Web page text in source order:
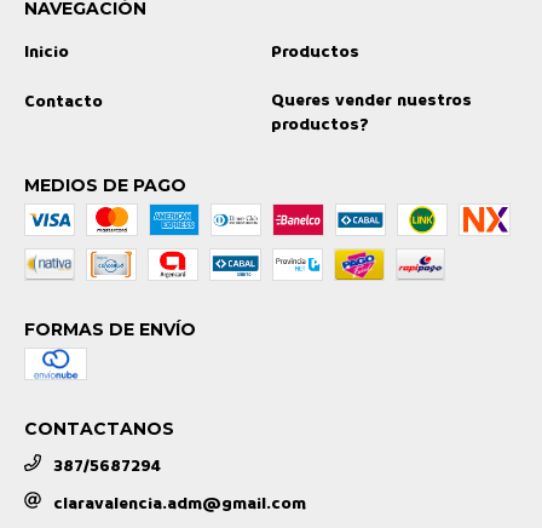
NAVEGACIÓN
Inicio Productos
Contacto
Queres vender nuestros
productos?
MEDIOS DE PAGO
FORMAS DE ENVÍO
CONTACTANOS
387/5687294
claravalencia.adm@gmail.com